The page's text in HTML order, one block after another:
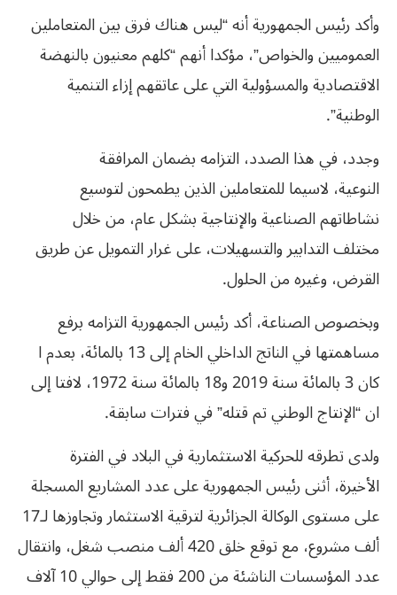
وأكد رئيس الجمهورية أنه “ليس هناك فرق بين المتعاملين
العموميين والخواص”، مؤكدا أنهم “كلهم معنيون بالنهضة
الاقتصادية والمسؤولية التي على عاتقهم إزاء التنمية
الوطنية”.
وجدد، في هذا الصدد، التزامه بضمان المرافقة
النوعية، لاسيما للمتعاملين الذين يطمحون لتوسيع
نشاطاتهم الصناعية والإنتاجية بشكل عام، من خلال
مختلف التدابير والتسهيلات، على غرار التمويل عن طريق
القرض، وغيره من الحلول.
وبخصوص الصناعة، أكد رئيس الجمهورية التزامه برفع
مساهمتها في الناتج الداخلي الخام إلى 13 بالمائة، بعدم ا
كان 3 بالمائة سنة 2019 و18 بالمائة سنة 1972، لافتا إلى
ان “الإنتاج الوطني تم قتله” في فترات سابقة.
ولدى تطرقه للحركية الاستثمارية في البلاد في الفترة
الأخيرة، أثنى رئيس الجمهورية على عدد المشاريع المسجلة
على مستوى الوكالة الجزائرية لترقية الاستثمار وتجاوزها لـ17
ألف مشروع، مع توقع خلق 420 ألف منصب شغل، وانتقال
عدد المؤسسات الناشئة من 200 فقط إلى حوالي 10 آلاف